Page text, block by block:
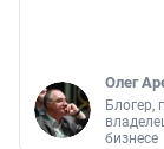
Олег
Блогер,
бизнесе